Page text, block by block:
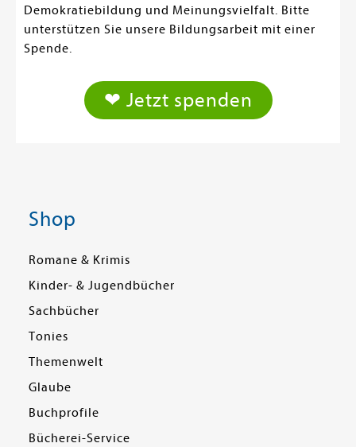
Demokratiebildung und Meinungsvielfalt. Bitte
unterstützen Sie unsere Bildungsarbeit mit einer
Spende.
❤ Jetzt spenden
Shop
Romane & Krimis
Kinder- & Jugendbücher
Sachbücher
Tonies
Themenwelt
Glaube
Buchprofile
Bücherei-Service